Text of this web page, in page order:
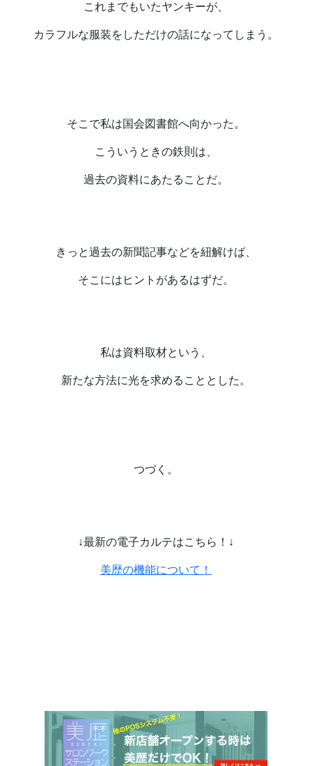
これまでもいたヤンキーが、
カラフルな服装をしただけの話になってしまう。
そこで私は国会図書館へ向かった。
こういうときの鉄則は、
過去の資料にあたることだ。
きっと過去の新聞記事などを紐解けば、
そこにはヒントがあるはずだ。
私は資料取材という、
新たな方法に光を求めることとした。
つづく。
↓最新の電子カルテはこちら！ ↓
美歴の機能について！